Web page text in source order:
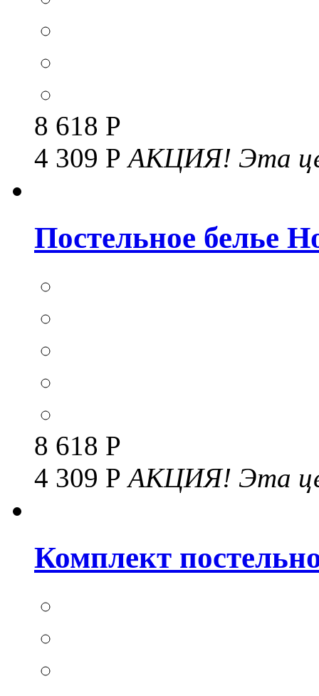
8 618 Р
4 309 РАКЦИЯ! Эта
Постельное белье
8 618 Р
4 309 РАКЦИЯ! Эта
Комплект